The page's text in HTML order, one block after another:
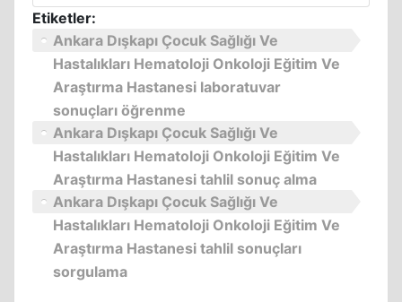
Etiketler:
Ankara Dışkapı Çocuk Sağlığı Ve
Hastalıkları Hematoloji Onkoloji Eğitim Ve
Araştırma Hastanesi laboratuvar
sonuçları öğrenme
Ankara Dışkapı Çocuk Sağlığı Ve
Hastalıkları Hematoloji Onkoloji Eğitim Ve
Araştırma Hastanesi tahlil sonuç alma
Ankara Dışkapı Çocuk Sağlığı Ve
Hastalıkları Hematoloji Onkoloji Eğitim Ve
Araştırma Hastanesi tahlil sonuçları
sorgulama